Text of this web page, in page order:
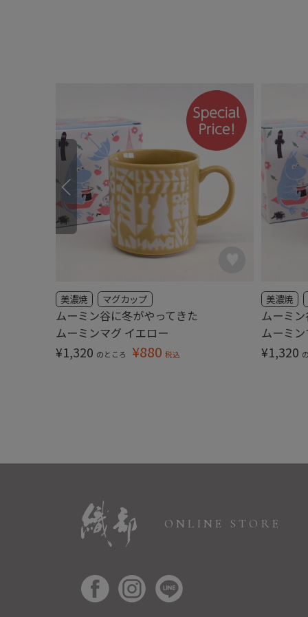
ムーミンマグ イエロー
美濃焼 マグカップ
¥1,320 のところ ¥880 税込
ムーミン谷に冬がやってきた
ムーミ
美濃焼
¥1,320
ムーミ
ONLINE STORE